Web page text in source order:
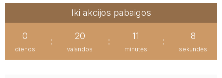
Iki akcijos pabaigos
0
dienos
:
20
valandos
:
11
minutės
:
8
sekundės